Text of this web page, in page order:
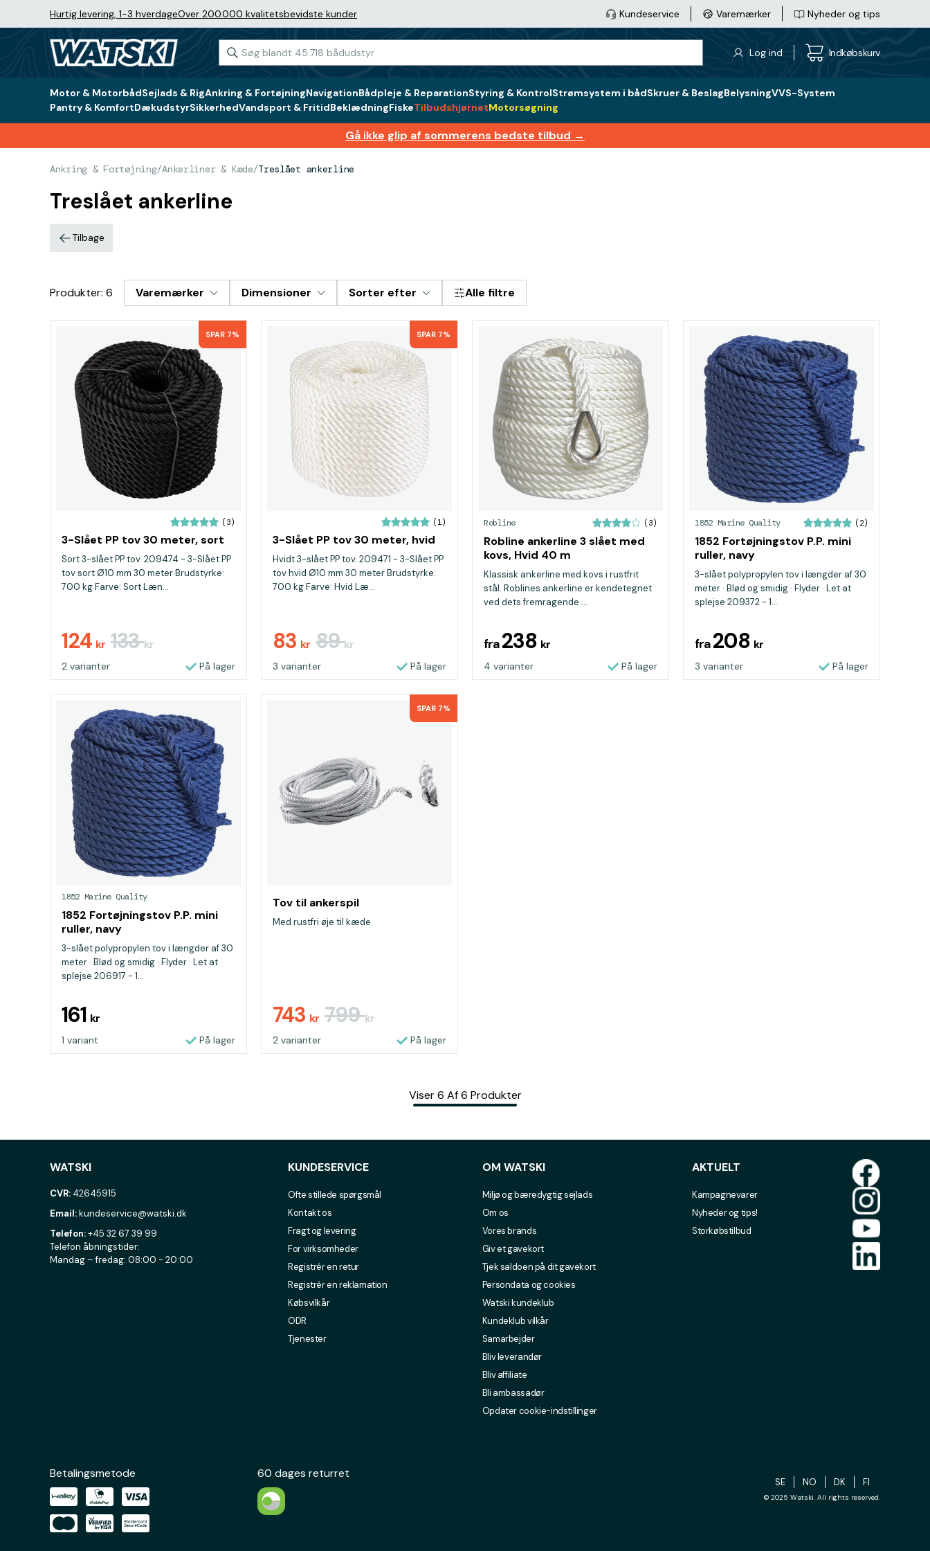
Hurtig levering, 1-3 hverdageOver 200.000 kvalitetsbevidste kunder Kundeservice Varemærker Nyheder og tips
Log ind Indkøbskurv
Motor & MotorbådSejlads & RigAnkring & FortøjningNavigationBådpleje & ReparationStyring & KontrolStrømsystem i bådSkruer & BeslagBelysningVVS-System
Pantry & KomfortDækudstyrSikkerhedVandsport & FritidBeklædningFiskeTilbudshjørnetMotorsøgning
Gå ikke glip af sommerens bedste tilbud →
Ankring & Fortøjning/Ankerliner & Kæde/Treslået ankerline
Treslået ankerline
Tilbage
Produkter: 6 Varemærker Dimensioner Sorter efter Alle filtre
SPAR 7%
(3)
3-Slået PP tov 30 meter, sort
Sort 3-slået PP tov. 209474 - 3-Slået PP
tov sort Ø10 mm 30 meter Brudstyrke:
700 kg Farve: Sort Læn...
124 kr 133kr
2 varianter På lager
SPAR 7%
(1)
3-Slået PP tov 30 meter, hvid
Hvidt 3-slået PP tov. 209471 - 3-Slået PP
tov hvid Ø10 mm 30 meter Brudstyrke:
700 kg Farve: Hvid Læ...
83 kr 89kr
3 varianter På lager
Robline (3)
Robline ankerline 3 slået med
kovs, Hvid 40 m
Klassisk ankerline med kovs i rustfrit
stål. Roblines ankerline er kendetegnet
ved dets fremragende ...
fra238 kr
4 varianter På lager
1852 Marine Quality (2)
1852 Fortøjningstov P.P. mini
ruller, navy
3-slået polypropylen tov i længder af 30
meter · Blød og smidig · Flyder · Let at
splejse 209372 - 1...
fra208 kr
3 varianter På lager
1852 Marine Quality
1852 Fortøjningstov P.P. mini
ruller, navy
3-slået polypropylen tov i længder af 30
meter · Blød og smidig · Flyder · Let at
splejse 206917 - 1...
161 kr
1 variant På lager
SPAR 7%
Tov til ankerspil
Med rustfri øje til kæde
743 kr 799kr
2 varianter På lager
Viser 6 Af 6 Produkter
WATSKI
CVR: 42645915
Email:kundeservice@watski.dk
Telefon:+45 32 67 39 99
Telefon åbningstider:
Mandag – fredag: 08:00 - 20:00
KUNDESERVICE
Ofte stillede spørgsmål
Kontakt os
Fragt og levering
For virksomheder
Registrér en retur
Registrér en reklamation
Købsvilkår
ODR
Tjenester
OM WATSKI
Miljø og bæredygtig sejlads
Om os
Vores brands
Giv et gavekort
Tjek saldoen på dit gavekort
Persondata og cookies
Watski kundeklub
Kundeklub vilkår
Samarbejder
Bliv leverandør
Bliv affiliate
Bli ambassadør
Opdater cookie-indstillinger
AKTUELT
Kampagnevarer
Nyheder og tips!
Storkøbstilbud
Betalingsmetode 60 dages returret
SE NO DK FI
© 2025 Watski. All rights reserved.